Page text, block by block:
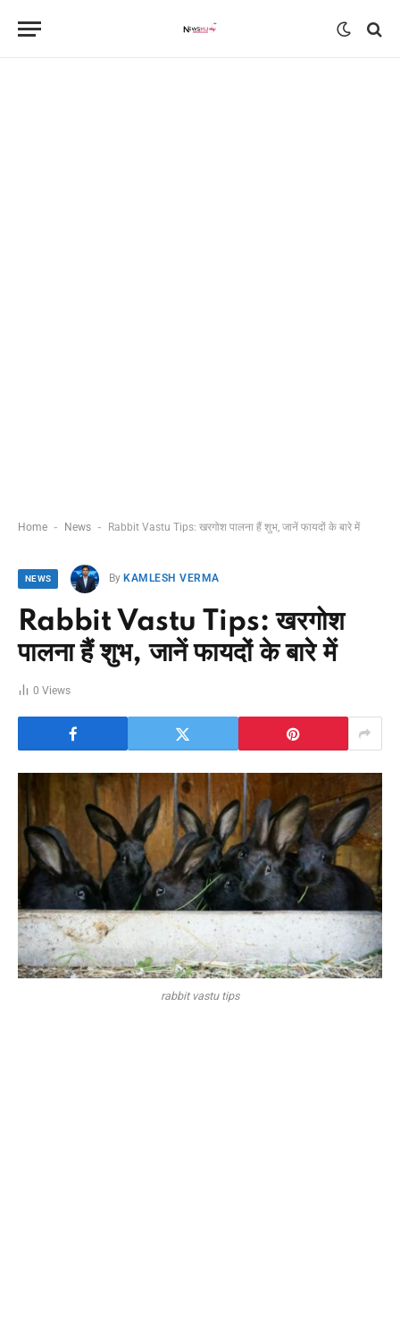
Home - News - Rabbit Vastu Tips: खरगोश पालना हैं शुभ, जानें फायदों के बारे में
NEWS By KAMLESH VERMA
Rabbit Vastu Tips: खरगोश
पालना हैं शुभ, जानें फायदों के बारे में
0 Views
rabbit vastu tips